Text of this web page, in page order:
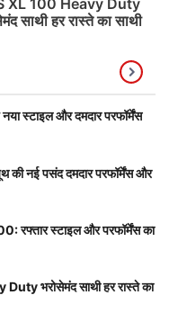
साथी हर रास्ते का साथी
स्टाइल और दमदार परफॉर्मेंस
नई पसंद दमदार परफॉर्मेंस और
रफ्तार स्टाइल और परफॉर्मेंस का
भरोसेमंद साथी हर रास्ते का